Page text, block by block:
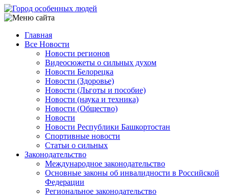
Перейти
к
содержанию
Main
navigation
Главная
Все Новости
Новости регионов
Видеосюжеты о сильных духом
Новости Белорецка
Новости (Здоровье)
Новости (Льготы и пособие)
Новости (наука и техника)
Новости (Общество)
Новости
Новости Республики Башкортостан
Спортивные новости
Статьи о сильных
Законодательство
Международное законодательство
Основные законы об инвалидности в Российской
Федерации
Региональное законодательство